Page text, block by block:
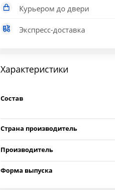
Курьером до двери
Экспресс-доставка
Характеристики
Состав
Страна производитель
Производитель
Форма выпуска